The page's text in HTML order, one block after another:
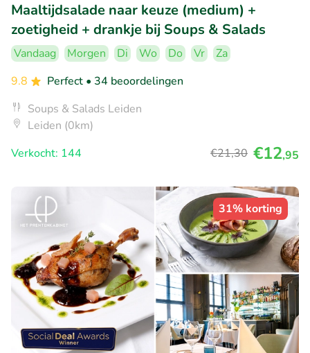
Maaltijdsalade naar keuze (medium) +
zoetigheid + drankje bij Soups & Salads
Vandaag Morgen Di Wo Do Vr
Za
9.8
Perfect • 34 beoordelingen
Soups & Salads Leiden
Leiden (0km)
Verkocht: 144
€21,30 €12,95
31% korting